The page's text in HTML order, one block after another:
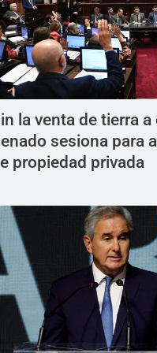
la venta de tierra a
sesiona para
propiedad privada